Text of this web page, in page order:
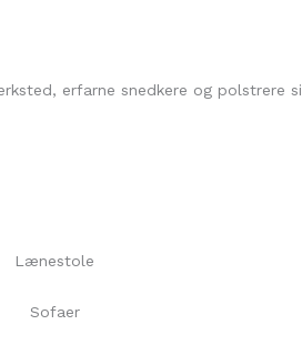
erfarne snedkere og
Lænestole
Sofaer